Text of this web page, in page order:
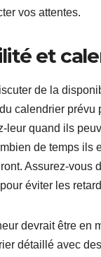
vos attentes.
et
de la
du calendrier prévu
leur quand ils
de temps ils
Assurez-vous
éviter les
devrait être en
détaillé avec